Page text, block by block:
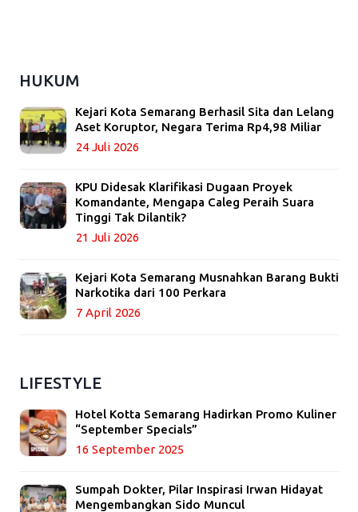
HUKUM
Kejari Kota Semarang Berhasil Sita dan Lelang
Aset Koruptor, Negara Terima Rp4,98 Miliar
24 Juli 2026
KPU Didesak Klarifikasi Dugaan Proyek
Komandante, Mengapa Caleg Peraih Suara
Tinggi Tak Dilantik?
21 Juli 2026
Kejari Kota Semarang Musnahkan Barang Bukti
Narkotika dari 100 Perkara
7 April 2026
LIFESTYLE
Hotel Kotta Semarang Hadirkan Promo Kuliner
“September Specials”
16 September 2025
Sumpah Dokter, Pilar Inspirasi Irwan Hidayat
Mengembangkan Sido Muncul